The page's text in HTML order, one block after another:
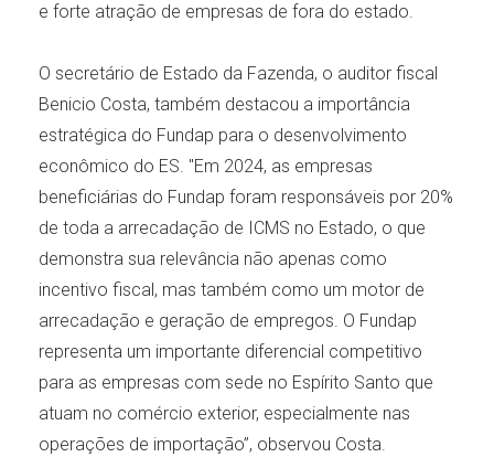
e forte atração de empresas de fora do estado.
O secretário de Estado da Fazenda, o auditor fiscal
Benicio Costa, também destacou a importância
estratégica do Fundap para o desenvolvimento
econômico do ES. "Em 2024, as empresas
beneficiárias do Fundap foram responsáveis por 20%
de toda a arrecadação de ICMS no Estado, o que
demonstra sua relevância não apenas como
incentivo fiscal, mas também como um motor de
arrecadação e geração de empregos. O Fundap
representa um importante diferencial competitivo
para as empresas com sede no Espírito Santo que
atuam no comércio exterior, especialmente nas
operações de importação”, observou Costa.